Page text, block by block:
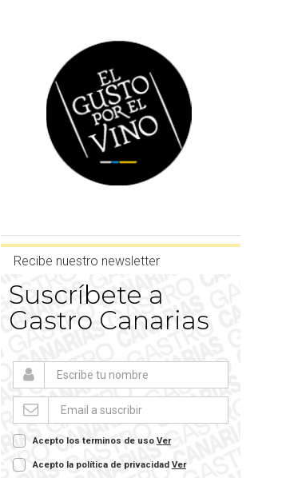
Recibe nuestro newsletter
Suscríbete a
Gastro Canarias
Acepto los terminos de uso Ver
Acepto la política de privacidad Ver